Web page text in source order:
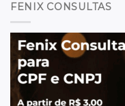
FENIX CONSULTAS